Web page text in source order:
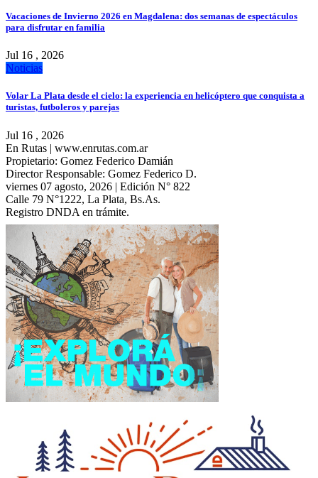
Vacaciones de Invierno 2026 en Magdalena: dos semanas de espectáculos
para disfrutar en familia
Jul 16 , 2026
Noticias
Volar La Plata desde el cielo: la experiencia en helicóptero que conquista a
turistas, futboleros y parejas
Jul 16 , 2026
En Rutas | www.enrutas.com.ar
Propietario: Gomez Federico Damián
Director Responsable: Gomez Federico D.
viernes 07 agosto, 2026 | Edición N° 822
Calle 79 N°1222, La Plata, Bs.As.
Registro DNDA en trámite.